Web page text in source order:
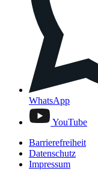
WhatsApp
YouTube
Barrierefreiheit
Datenschutz
Impressum